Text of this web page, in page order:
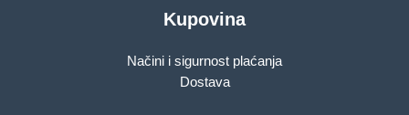
Kupovina
Načini i sigurnost plaćanja
Dostava